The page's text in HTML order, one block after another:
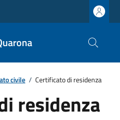
civile / Certificato di residenza
residenza